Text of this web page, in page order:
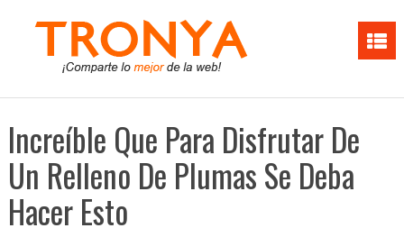
Increíble Que Para Disfrutar De
Un Relleno De Plumas Se Deba
Hacer Esto